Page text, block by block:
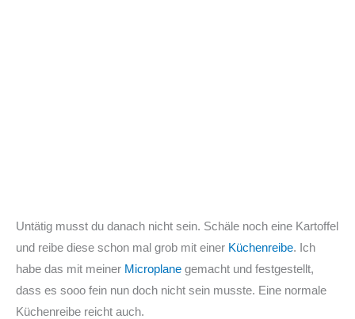
Untätig musst du danach nicht sein. Schäle noch eine Kartoffel
und reibe diese schon mal grob mit einer Küchenreibe. Ich
habe das mit meiner Microplane gemacht und festgestellt,
dass es sooo fein nun doch nicht sein musste. Eine normale
Küchenreibe reicht auch.